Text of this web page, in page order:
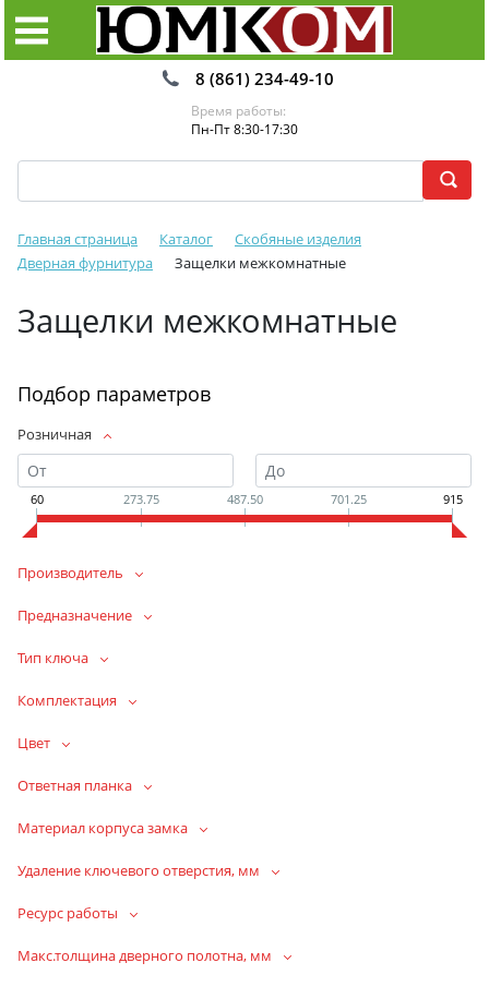
8 (861) 234-49-10
Время работы:
Пн-Пт 8:30-17:30
Главная страница Каталог
Скобяные изделия
Дверная фурнитура
Защелки межкомнатные
Защелки межкомнатные
Подбор параметров
Розничная
60 273.75 487.50 701.25 915
Производитель
Предназначение
Тип ключа
Комплектация
Цвет
Ответная планка
Материал корпуса замка
Удаление ключевого отверстия, мм
Ресурс работы
Макс.толщина дверного полотна, мм